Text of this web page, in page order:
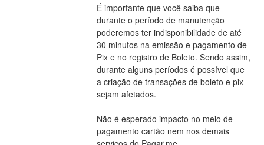
É importante que você saiba que
durante o período de manutenção
poderemos ter indisponibilidade de até
30 minutos na emissão e pagamento de
Pix e no registro de Boleto. Sendo assim,
durante alguns períodos é possível que
a criação de transações de boleto e pix
sejam afetados.
Não é esperado impacto no meio de
pagamento cartão nem nos demais